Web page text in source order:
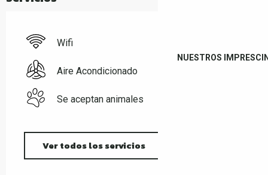
NUESTROS
Wifi
Aire Acondicionado
Se aceptan animales
Ver todos los servicios